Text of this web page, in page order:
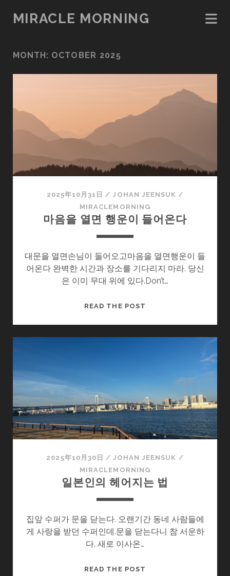
MIRACLE MORNING
MONTH: OCTOBER 2025
2025年10月31日 /JOHAN JEENSUK /
MIRACLEMORNING
마음을 열면 행운이 들어온다
대문을 열면손님이 들어오고마음을 열면행운이 들
어온다 완벽한 시간과 장소를 기다리지 마라. 당신
은 이미 무대 위에 있다.Don’t…
READ THE POST
들
어
온
다
2025年10月30日 / JOHAN JEENSUK /
MIRACLEMORNING
일본인의 헤어지는 법
집앞 수퍼가 문을 닫는다. 오랜기간 동네 사람들에
게 사랑을 받던 수퍼인데.문을 닫는다니 참 서운하
다. 새로 이사온…
READ THE POST